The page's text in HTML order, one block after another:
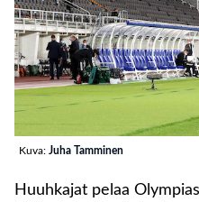
Kuva: Juha Tamminen
Huuhkajat pelaa